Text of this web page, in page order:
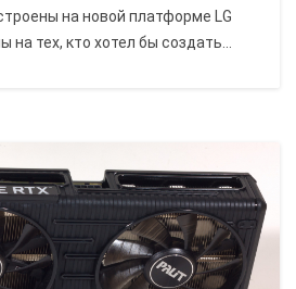
на новой платформе LG
на тех, кто хотел бы создать...